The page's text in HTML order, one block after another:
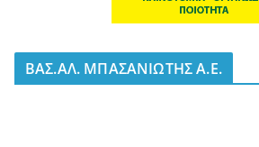
BΑΣ.ΑΛ. ΜΠΑΣΑΝΙΩΤΗΣ Α.Ε.